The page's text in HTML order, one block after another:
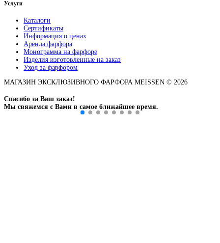
Услуги
Каталоги
Сертификаты
Информация о ценах
Аренда фарфора
Монограмма на фарфоре
Изделия изготовленные на заказ
Уход за фарфором
МАГАЗИН ЭКСКЛЮЗИВНОГО ФАРФОРА MEISSEN © 2026
Спасибо за Ваш заказ!
Мы свяжемся с Вами в самое ближайшее время.